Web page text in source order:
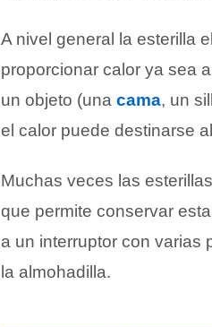
A nivel general la esterilla
proporcionar calor ya sea
un objeto (una cama, un
el calor puede destinarse
Muchas veces las
que permite conservar
a un interruptor con varias
la almohadilla.